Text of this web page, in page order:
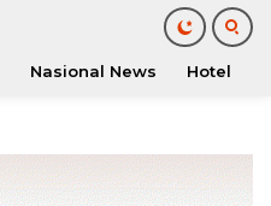
Nasional News Hotel